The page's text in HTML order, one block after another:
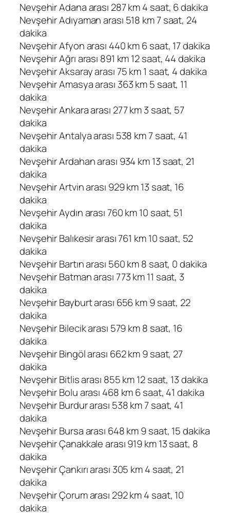
Nevşehir Adana arası 287 km 4 saat, 6 dakika
Nevşehir Adıyaman arası 518 km 7 saat, 24
dakika
Nevşehir Afyon arası 440 km 6 saat, 17 dakika
Nevşehir Ağrı arası 891 km 12 saat, 44 dakika
Nevşehir Aksaray arası 75 km 1 saat, 4 dakika
Nevşehir Amasya arası 363 km 5 saat, 11
dakika
Nevşehir Ankara arası 277 km 3 saat, 57
dakika
Nevşehir Antalya arası 538 km 7 saat, 41
dakika
Nevşehir Ardahan arası 934 km 13 saat, 21
dakika
Nevşehir Artvin arası 929 km 13 saat, 16
dakika
Nevşehir Aydın arası 760 km 10 saat, 51
dakika
Nevşehir Balıkesir arası 761 km 10 saat, 52
dakika
Nevşehir Bartın arası 560 km 8 saat, 0 dakika
Nevşehir Batman arası 773 km 11 saat, 3
dakika
Nevşehir Bayburt arası 656 km 9 saat, 22
dakika
Nevşehir Bilecik arası 579 km 8 saat, 16
dakika
Nevşehir Bingöl arası 662 km 9 saat, 27
dakika
Nevşehir Bitlis arası 855 km 12 saat, 13 dakika
Nevşehir Bolu arası 468 km 6 saat, 41 dakika
Nevşehir Burdur arası 538 km 7 saat, 41
dakika
Nevşehir Bursa arası 648 km 9 saat, 15 dakika
Nevşehir Çanakkale arası 919 km 13 saat, 8
dakika
Nevşehir Çankırı arası 305 km 4 saat, 21
dakika
Nevşehir Çorum arası 292 km 4 saat, 10
dakika